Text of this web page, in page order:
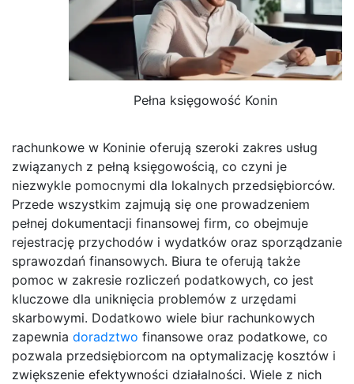
Pełna księgowość Konin
rachunkowe w Koninie oferują szeroki zakres usług
związanych z pełną księgowością, co czyni je
niezwykle pomocnymi dla lokalnych przedsiębiorców.
Przede wszystkim zajmują się one prowadzeniem
pełnej dokumentacji finansowej firm, co obejmuje
rejestrację przychodów i wydatków oraz sporządzanie
sprawozdań finansowych. Biura te oferują także
pomoc w zakresie rozliczeń podatkowych, co jest
kluczowe dla uniknięcia problemów z urzędami
skarbowymi. Dodatkowo wiele biur rachunkowych
zapewnia doradztwo finansowe oraz podatkowe, co
pozwala przedsiębiorcom na optymalizację kosztów i
zwiększenie efektywności działalności. Wiele z nich